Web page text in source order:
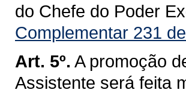
do Chefe do Poder
Complementar 231
Art. 5º. A promoção
Assistente será feita